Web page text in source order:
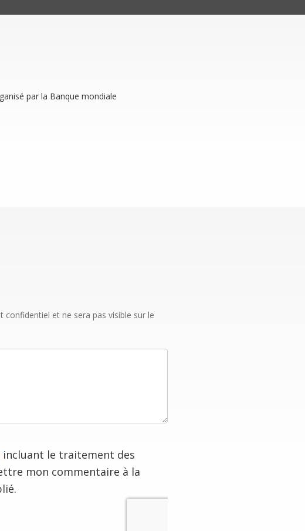
par la Banque mondiale
confidentiel et ne sera pas visible sur le
incluant le traitement des
mon commentaire à la